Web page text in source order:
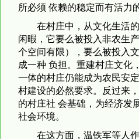
所必须 依赖的稳定而有活力
在村庄中，从文化生活
闲暇，它要么被投入非农生
个空间有限），要么被投入
成一种 负担。重建村庄文化
一体的村庄仍能成为农民安
村建设的必然要求。反过来
的村庄社 会基础，为经济发
社会环境。
在这方面，温铁军等人